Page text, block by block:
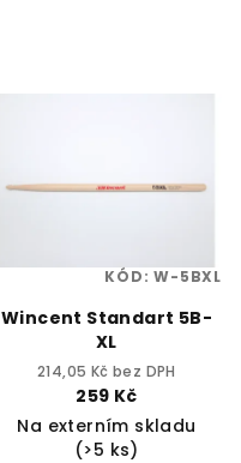
Wincent Standart 5B-
XL
214,05 Kč bez DPH
259 Kč
Na externím skladu
(>5 ks)
KÓD:W-5BXL